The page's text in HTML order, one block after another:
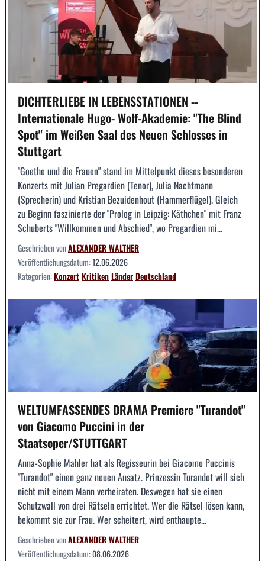
DICHTERLIEBE IN LEBENSSTATIONEN --
Internationale Hugo- Wolf-Akademie: "The Blind
Spot" im Weißen Saal des Neuen Schlosses in
Stuttgart
"Goethe und die Frauen" stand im Mittelpunkt dieses besonderen
Konzerts mit Julian Pregardien (Tenor), Julia Nachtmann
(Sprecherin) und Kristian Bezuidenhout (Hammerflügel). Gleich
zu Beginn faszinierte der "Prolog in Leipzig: Käthchen" mit Franz
Schuberts "Willkommen und Abschied", wo Pregardien mi...
Geschrieben vonALEXANDER WALTHER
Veröffentlichungsdatum:12.06.2026
Kategorien:KonzertKritikenLänderDeutschland
WELTUMFASSENDES DRAMA Premiere "Turandot"
von Giacomo Puccini in der
Staatsoper/STUTTGART
Anna-Sophie Mahler hat als Regisseurin bei Giacomo Puccinis
"Turandot" einen ganz neuen Ansatz. Prinzessin Turandot will sich
nicht mit einem Mann verheiraten. Deswegen hat sie einen
Schutzwall von drei Rätseln errichtet. Wer die Rätsel lösen kann,
bekommt sie zur Frau. Wer scheitert, wird enthaupte...
Geschrieben vonALEXANDER WALTHER
Veröffentlichungsdatum:08.06.2026